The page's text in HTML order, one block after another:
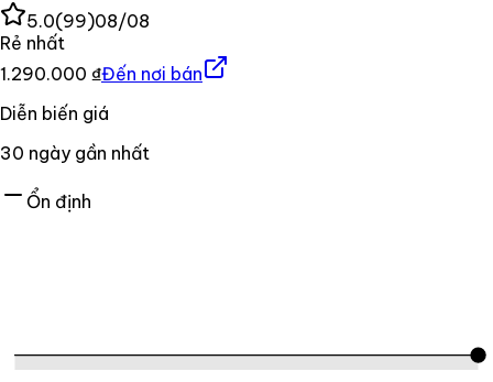
5.0(99)08/08
Rẻ nhất
1.290.000 ₫Đến nơi bán
Diễn biến giá
30 ngày gần nhất
Ổn định